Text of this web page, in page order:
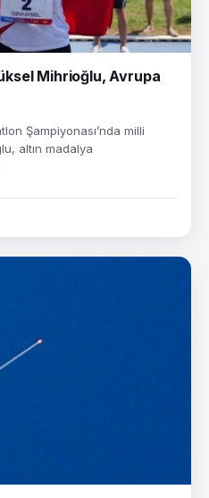
Mihrioğlu, Avrupa
Şampiyonası’nda milli
altın madalya